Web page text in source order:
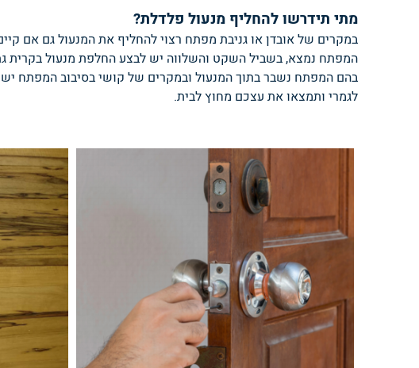
מתי תידרשו להחליף מנעול פלדלת?
במקרים של אובדן או גניבת מפתח רצוי להחליף את המנעול גם אם
המפתח נמצא, בשביל השקט והשלווה יש לבצע החלפת מנעול בקרית
בהם המפתח נשבר בתוך המנעול ובמקרים של קושי בסיבוב המפתח
לגמרי ותמצאו את עצכם מחוץ לבית.